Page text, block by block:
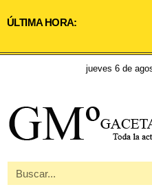
ÚLTIMA HORA:
jueves 6 de